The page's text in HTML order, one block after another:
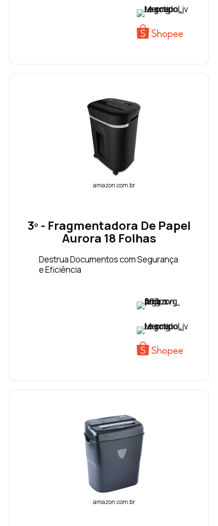
amazon.com.br
3º - Fragmentadora De Papel
Aurora 18 Folhas
Destrua Documentos com Segurança
e Eficiência
amazon.com.br